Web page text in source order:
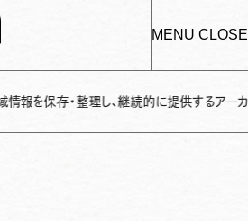
MENU CLOSE
理し、継続的に提供するアーカイブサイトで